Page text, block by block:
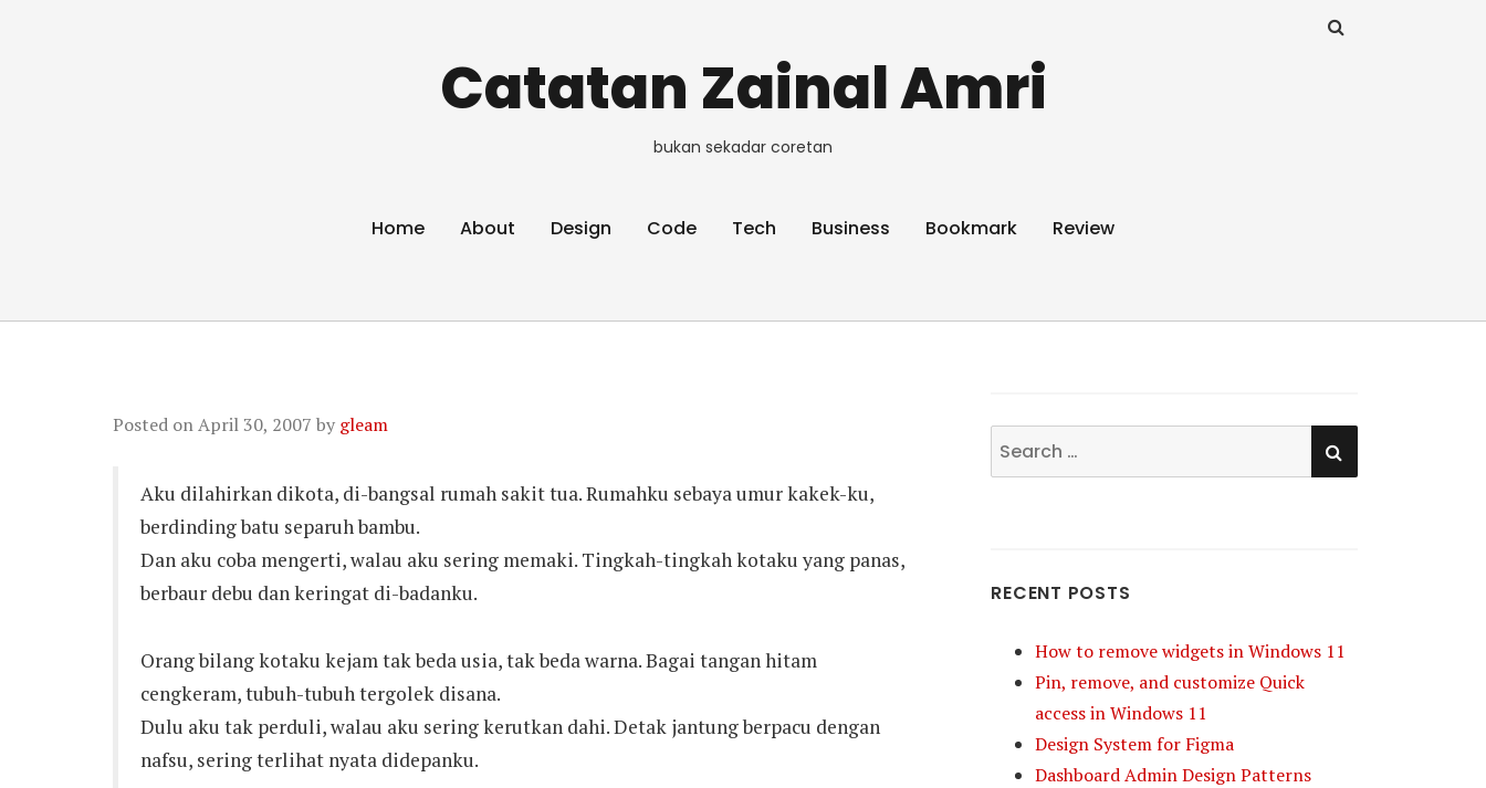
Catatan Zainal Amri
bukan sekadar coretan
Home About Design Code Tech Business Bookmark Review
Posted onApril 30, 2007 by gleam
Aku dilahirkan dikota, di-bangsal rumah sakit tua. Rumahku sebaya umur kakek-ku,
berdinding batu separuh bambu.
Dan aku coba mengerti, walau aku sering memaki. Tingkah-tingkah kotaku yang panas,
berbaur debu dan keringat di-badanku.
Orang bilang kotaku kejam tak beda usia, tak beda warna. Bagai tangan hitam
cengkeram, tubuh-tubuh tergolek disana.
Dulu aku tak perduli, walau aku sering kerutkan dahi. Detak jantung berpacu dengan
nafsu, sering terlihat nyata didepanku.
Search
for:
SEARCH
RECENT POSTS
How to remove widgets in Windows 11
Pin, remove, and customize Quick
access in Windows 11
Design System for Figma
Dashboard Admin Design Patterns